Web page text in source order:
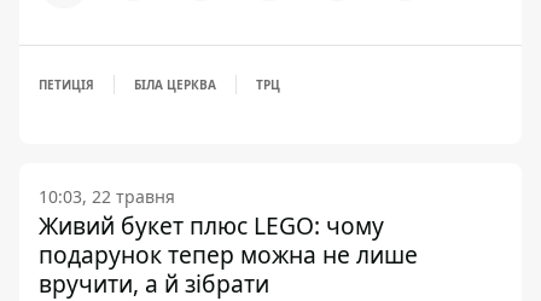
ПЕТИЦІЯ БІЛА ЦЕРКВА ТРЦ
10:03, 22 травня
Живий букет плюс LEGO: чому
подарунок тепер можна не лише
вручити, а й зібрати